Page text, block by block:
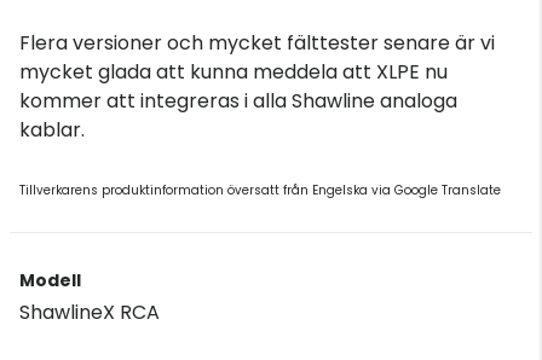
Flera versioner och mycket fälttester senare är vi
mycket glada att kunna meddela att XLPE nu
kommer att integreras i alla Shawline analoga
kablar.
Tillverkarens produktinformation översatt från Engelska via Google Translate
Modell
ShawlineX RCA